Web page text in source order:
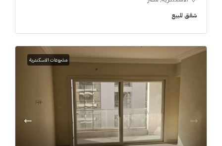
شقق للبيع
مشروعات الاسكندرية